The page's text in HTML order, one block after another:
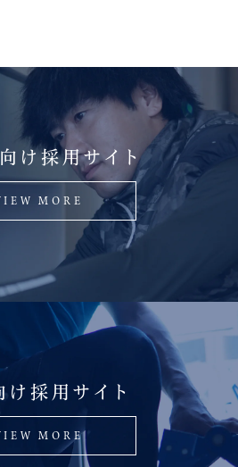
け採用サイト
MORE
け採用サイト
MORE